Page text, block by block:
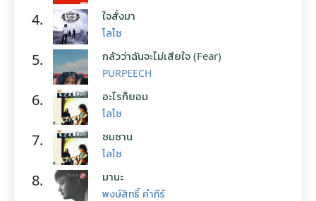
4. ใจสั่งมา
โลโซ
5. กลัวว่าฉันจะไม่เสียใจ (Fear)
PURPEECH
6. อะไรก็ยอม
โลโซ
7. ซมซาน
โลโซ
8. มานะ
พงษ์สิทธิ์ คำภีร์